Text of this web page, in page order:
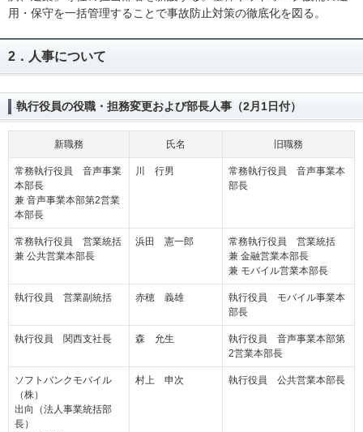
用・保守を一括管理することで事故防止対策の徹底化を図る。
2．人事について
執行役員の役職・担務変更および部長人事（2月1日付）
新職務 氏名 旧職務
常務執行役員 音声事業
本部長
兼 音声事業本部第2営業
本部長
川 行男
常務執行役員 音声事業本
部長
常務執行役員 営業統括
兼 公共営業本部長
浜田 憲一郎
常務執行役員 営業統括
兼 金融営業本部長
兼 モバイル営業本部長
執行役員 営業副統括 赤穂 義雄
執行役員 モバイル事業本
部長
執行役員 関西支社長 森 允生
執行役員 音声事業本部第
2営業本部長
ソフトバンクモバイル
（株）
出向（法人事業統括部
長）
村上 申次 執行役員 公共営業本部長